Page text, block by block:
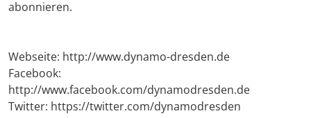
abonnieren.
Webseite: http://www.dynamo-dresden.de
Facebook:
http://www.facebook.com/dynamodresden.de
Twitter: https://twitter.com/dynamodresden